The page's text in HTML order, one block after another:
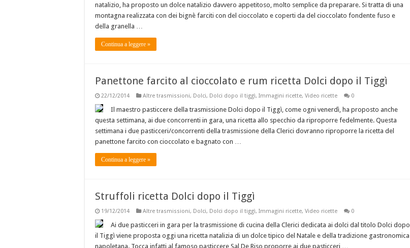
natalizio, ha proposto un dolce natalizio davvero appetitoso, molto semplice da preparare. Si tratta di una
montagna realizzata con dei bignè farciti con del cioccolato e coperti da del cioccolato fondente fuso e
della granella …
Continua a leggere »
Panettone farcito al cioccolato e rum ricetta Dolci dopo il Tiggì
22/12/2014 Altre trasmissioni, Dolci, Dolci dopo il tiggì, Immagini ricette, Video ricette 0
Il maestro pasticcere della trasmissione Dolci dopo il Tiggì, come ogni venerdì, ha proposto anche
questa settimana, ai due concorrenti in gara, una ricetta allo specchio da riproporre fedelmente. Questa
settimana i due pasticceri/concorrenti della trasmissione della Clerici dovranno riproporre la ricetta del
panettone farcito con cioccolato e bagnato con …
Continua a leggere »
Struffoli ricetta Dolci dopo il Tiggì
19/12/2014 Altre trasmissioni, Dolci, Dolci dopo il tiggì, Immagini ricette, Video ricette 0
Ai due pasticceri in gara per la trasmissione di cucina della Clerici dedicata ai dolci dal titolo Dolci dopo
il Tiggì viene proposta oggi una ricetta natalizia di un dolce tipico del Natale e della tradizione gastronomica
napoletana. Tocca infatti al famoso pasticcere Sal De Riso proporre ai due pasticceri …